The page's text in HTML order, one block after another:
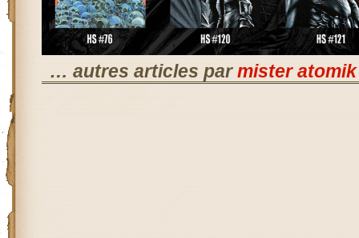
… autres articles parmister atomik